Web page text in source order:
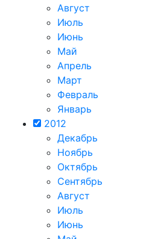
Август
Июль
Июнь
Май
Апрель
Март
Февраль
Январь
2012
Декабрь
Ноябрь
Октябрь
Сентябрь
Август
Июль
Июнь